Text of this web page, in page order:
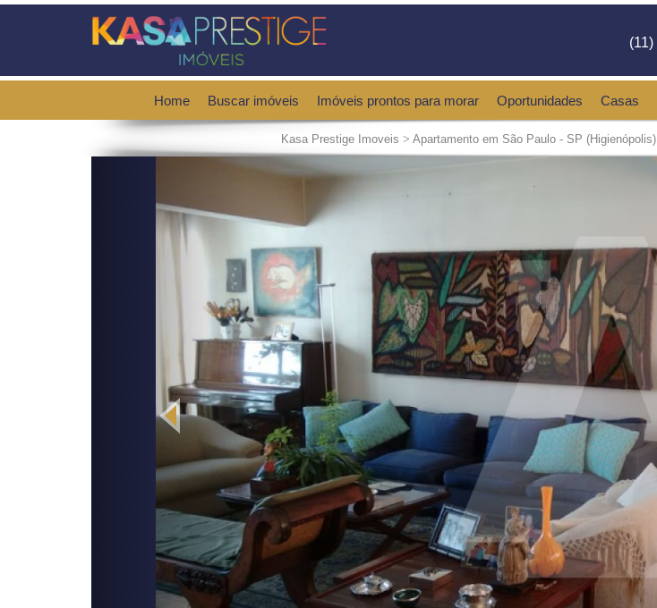
(11)
Home Buscar imóveis Imóveis prontos para morar Oportunidades Casas
Kasa Prestige Imoveis > Apartamento em São Paulo - SP (Higienópolis)
Previous